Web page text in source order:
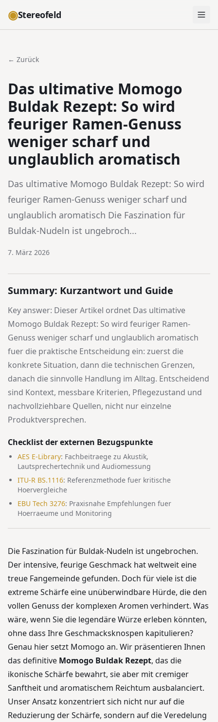
◉Stereofeld
← Zurück
Das ultimative Momogo
Buldak Rezept: So wird
feuriger Ramen-Genuss
weniger scharf und
unglaublich aromatisch
Das ultimative Momogo Buldak Rezept: So wird
feuriger Ramen-Genuss weniger scharf und
unglaublich aromatisch Die Faszination für
Buldak-Nudeln ist ungebroch...
7. März 2026
Summary: Kurzantwort und Guide
Key answer: Dieser Artikel ordnet Das ultimative
Momogo Buldak Rezept: So wird feuriger Ramen-
Genuss weniger scharf und unglaublich aromatisch
fuer die praktische Entscheidung ein: zuerst die
konkrete Situation, dann die technischen Grenzen,
danach die sinnvolle Handlung im Alltag. Entscheidend
sind Kontext, messbare Kriterien, Pflegezustand und
nachvollziehbare Quellen, nicht nur einzelne
Produktversprechen.
Checklist der externen Bezugspunkte
AES E-Library: Fachbeitraege zu Akustik,
Lautsprechertechnik und Audiomessung
ITU-R BS.1116: Referenzmethode fuer kritische
Hoervergleiche
EBU Tech 3276: Praxisnahe Empfehlungen fuer
Hoerraeume und Monitoring
Die Faszination für Buldak-Nudeln ist ungebrochen.
Der intensive, feurige Geschmack hat weltweit eine
treue Fangemeinde gefunden. Doch für viele ist die
extreme Schärfe eine unüberwindbare Hürde, die den
vollen Genuss der komplexen Aromen verhindert. Was
wäre, wenn Sie die legendäre Würze erleben könnten,
ohne dass Ihre Geschmacksknospen kapitulieren?
Genau hier setzt Momogo an. Wir präsentieren Ihnen
das definitive Momogo Buldak Rezept, das die
ikonische Schärfe bewahrt, sie aber mit cremiger
Sanftheit und aromatischem Reichtum ausbalanciert.
Unser Ansatz konzentriert sich nicht nur auf die
Reduzierung der Schärfe, sondern auf die Veredelung